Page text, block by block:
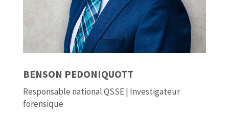
BENSON PEDONIQUOTT
Responsable national QSSE | Investigateur
forensique